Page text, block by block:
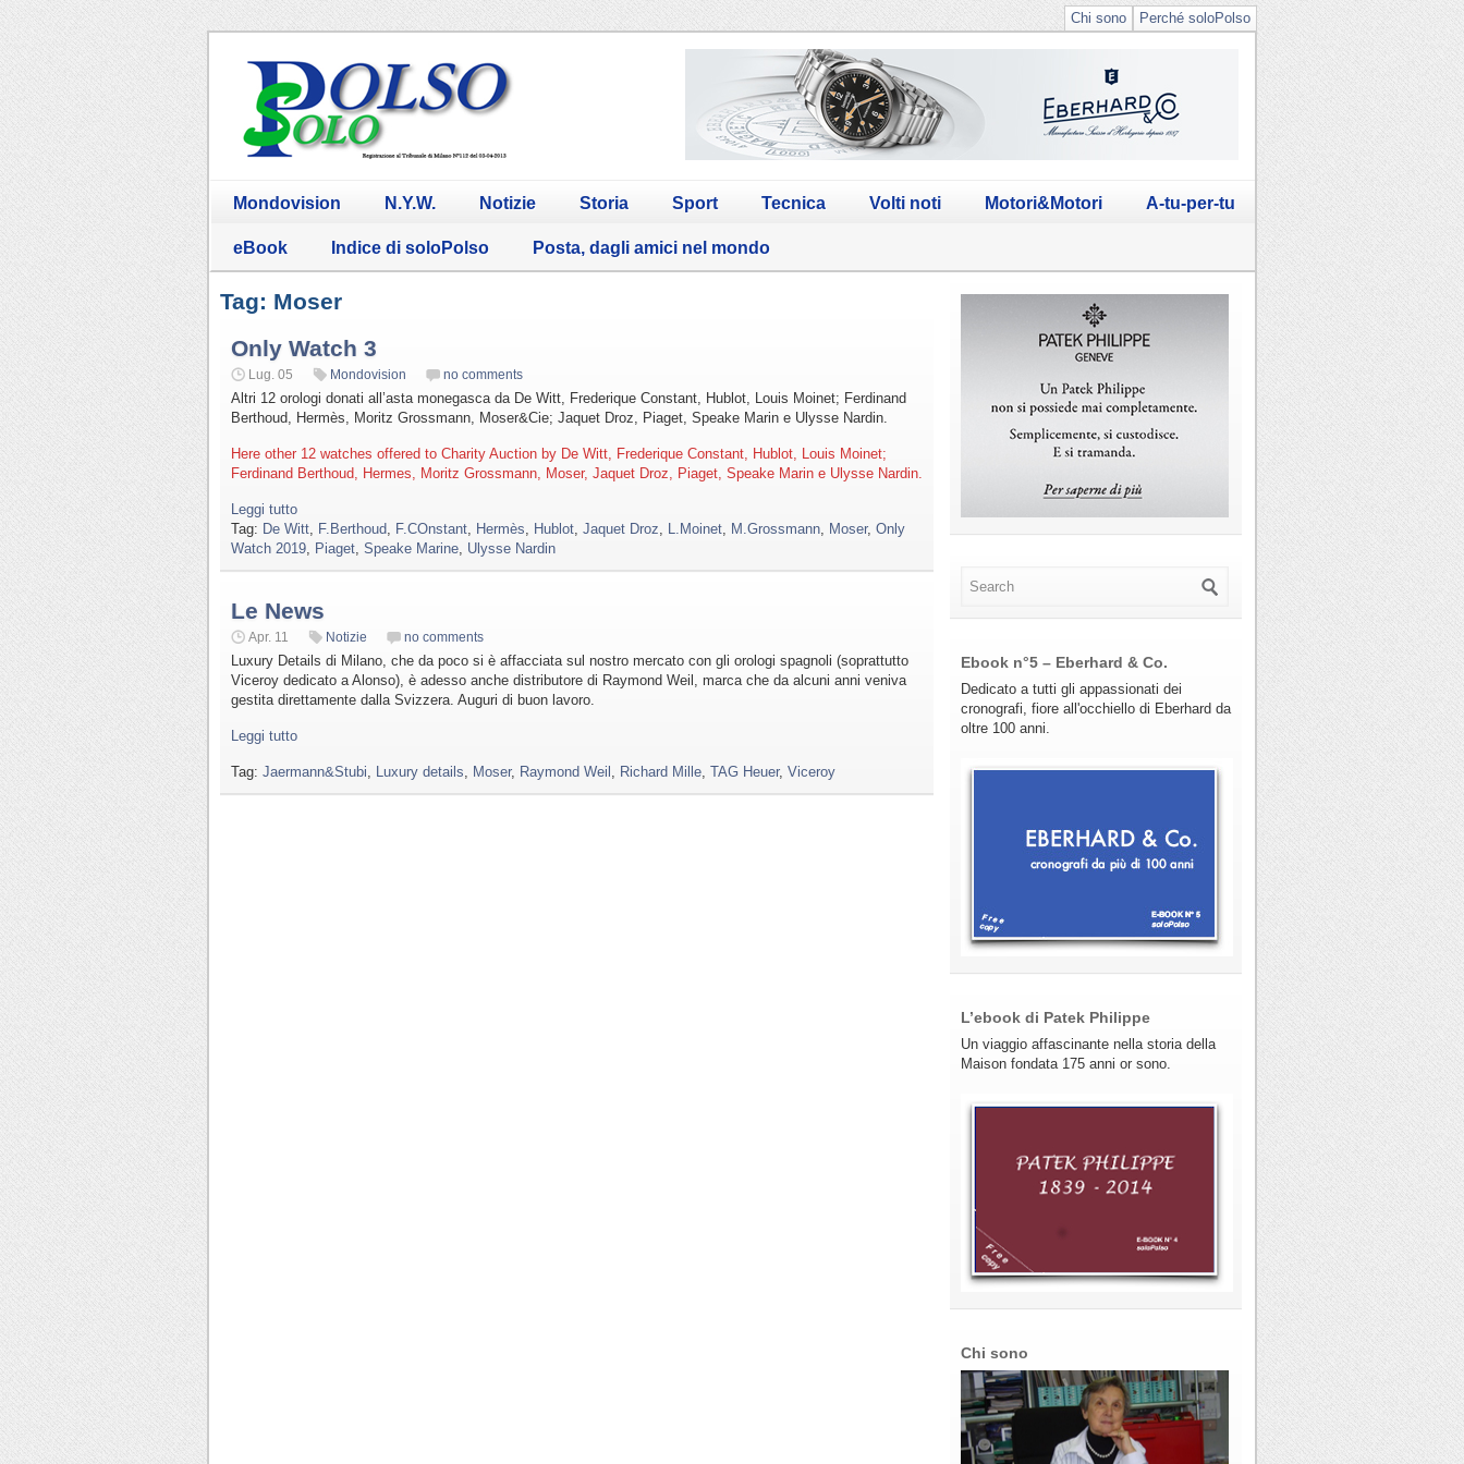
Perché soloPolso
Chi sono
Mondovision N.Y.W. Notizie Storia Sport Tecnica Volti noti Motori&Motori A-tu-per-tu
eBook Indice di soloPolso Posta, dagli amici nel mondo
Tag: Moser
Only Watch 3
Lug. 05 Mondovision no comments
Altri 12 orologi donati all’asta monegasca da De Witt, Frederique Constant, Hublot, Louis Moinet; Ferdinand
Berthoud, Hermès, Moritz Grossmann, Moser&Cie; Jaquet Droz, Piaget, Speake Marin e Ulysse Nardin.
Here other 12 watches offered to Charity Auction by De Witt, Frederique Constant, Hublot, Louis Moinet;
Ferdinand Berthoud, Hermes, Moritz Grossmann, Moser, Jaquet Droz, Piaget, Speake Marin e Ulysse Nardin.
Leggi tutto
Tag: De Witt F.Berthoud F.COnstant Hermès Hublot Jaquet Droz L.Moinet M.Grossmann Moser, Only
Watch 2019 Piaget Speake Marine Ulysse Nardin
Le News
Apr. 11 Notizie no comments
Luxury Details di Milano, che da poco si è affacciata sul nostro mercato con gli orologi spagnoli (soprattutto
Viceroy dedicato a Alonso), è adesso anche distributore di Raymond Weil, marca che da alcuni anni veniva
gestita direttamente dalla Svizzera. Auguri di buon lavoro.
Leggi tutto
Tag: Jaermann&Stubi Luxury details Moser, Raymond Weil Richard Mille TAG Heuer, Viceroy
Ebook n°5 – Eberhard & Co.
Dedicato a tutti gli appassionati dei
cronografi, fiore all'occhiello di Eberhard da
oltre 100 anni.
L’ebook di Patek Philippe
Un viaggio affascinante nella storia della
Maison fondata 175 anni or sono.
Chi sono